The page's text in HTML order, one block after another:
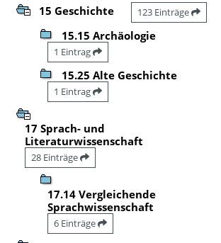
15 Geschichte 123 Einträge
15.15 Archäologie
1 Eintrag
15.25 Alte Geschichte
1 Eintrag
17 Sprach- und
Literaturwissenschaft
28 Einträge
17.14 Vergleichende
Sprachwissenschaft
6 Einträge